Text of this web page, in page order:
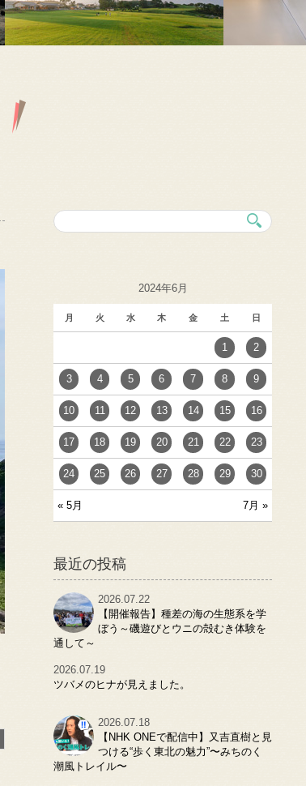
2024年6月
月 火 水 木 金 土 日
« 5月 7月 »
1 2
3 4 5 6 7 8 9
10 11 12 13 14 15 16
17 18 19 20 21 22 23
24 25 26 27 28 29 30
最近の投稿
2026.07.22
【開催報告】種差の海の生態系を学
ぼう～磯遊びとウニの殻むき体験を
通して～
2026.07.19
ツバメのヒナが見えました。
2026.07.18
【NHK ONEで配信中】又吉直樹と見
つける“歩く東北の魅力”〜みちのく
潮風トレイル〜